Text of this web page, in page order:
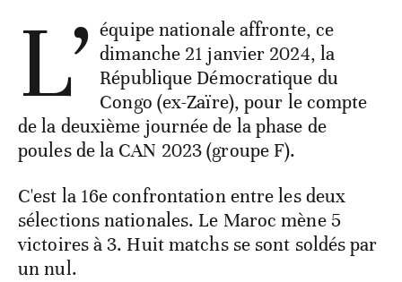
L’ équipe nationale affronte, ce
dimanche 21 janvier 2024, la
République Démocratique du
Congo (ex-Zaïre), pour le compte
de la deuxième journée de la phase de
poules de la CAN 2023 (groupe F).
C'est la 16e confrontation entre les deux
sélections nationales. Le Maroc mène 5
victoires à 3. Huit matchs se sont soldés par
un nul.